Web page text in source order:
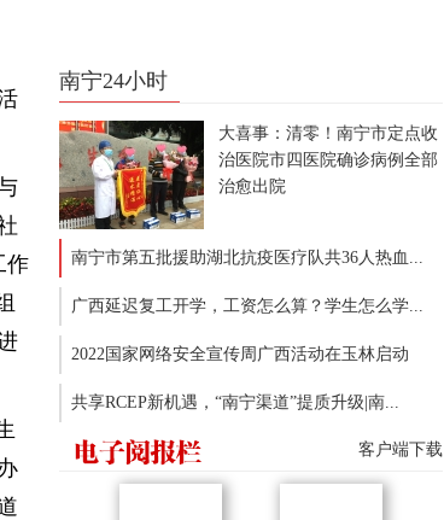
作
南宁24小时
大喜事：清零！南宁市定点收
治医院市四医院确诊病例全部
治愈出院
南宁市第五批援助湖北抗疫医疗队共36人热血...
广西延迟复工开学，工资怎么算？学生怎么学...
2022国家网络安全宣传周广西活动在玉林启动
共享RCEP新机遇，“南宁渠道”提质升级|南...
客户端下载